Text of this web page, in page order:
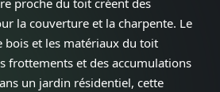
proche du toit créent des
la couverture et la charpente. Le
bois et les matériaux du toit
frottements et des accumulations
un jardin résidentiel, cette